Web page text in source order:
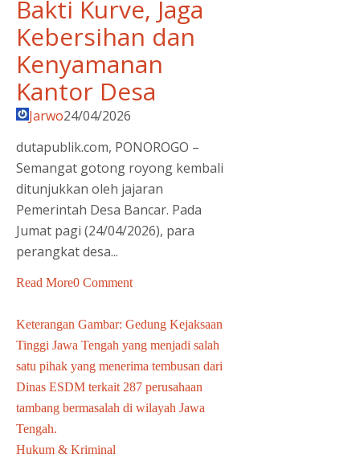
Bakti Kurve, Jaga
Kebersihan dan
Kenyamanan
Kantor Desa
Jarwo24/04/2026
dutapublik.com, PONOROGO –
Semangat gotong royong kembali
ditunjukkan oleh jajaran
Pemerintah Desa Bancar. Pada
Jumat pagi (24/04/2026), para
perangkat desa...
Read More0 Comment
Keterangan Gambar: Gedung Kejaksaan
Tinggi Jawa Tengah yang menjadi salah
satu pihak yang menerima tembusan dari
Dinas ESDM terkait 287 perusahaan
tambang bermasalah di wilayah Jawa
Tengah.
Hukum & Kriminal